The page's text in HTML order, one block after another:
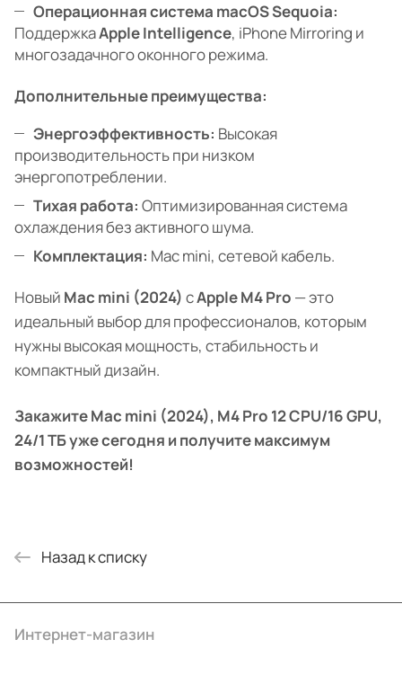
Операционная система macOS Sequoia:
ПоддержкаApple Intelligence, iPhone Mirroring и
многозадачного оконного режима.
Дополнительные преимущества:
Энергоэффективность: Высокая
производительность при низком
энергопотреблении.
Тихая работа: Оптимизированная система
охлаждения без активного шума.
Комплектация: Mac mini, сетевой кабель.
Новый Mac mini (2024) сApple M4 Pro — это
идеальный выбор для профессионалов, которым
нужны высокая мощность, стабильность и
компактный дизайн.
Закажите Mac mini (2024), M4 Pro 12 CPU/16 GPU,
24/1 ТБ уже сегодня и получите максимум
возможностей!
Назад к списку
Интернет-магазин